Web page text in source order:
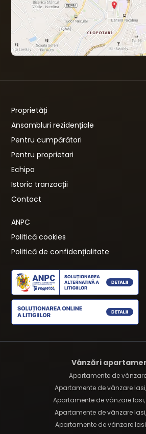
Proprietăți
Ansambluri rezidențiale
Pentru cumpărători
Pentru proprietari
Echipa
Istoric tranzacții
Contact
ANPC
Politică cookies
Politică de confidențialitate
Vânzări
Apartamente de
Apartamente de vânzare
Apartamente de vânzare Iasi,
Apartamente de vânzare
Apartamente de vânzare